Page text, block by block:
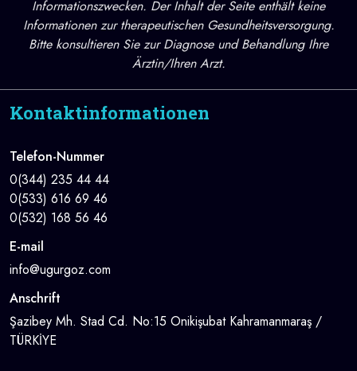
Informationszwecken. Der Inhalt der Seite enthält keine
Informationen zur therapeutischen Gesundheitsversorgung.
Bitte konsultieren Sie zur Diagnose und Behandlung Ihre
Ärztin/Ihren Arzt.
Kontaktinformationen
Telefon-Nummer
0(344) 235 44 44
0(533) 616 69 46
0(532) 168 56 46
E-mail
info@ugurgoz.com
Anschrift
Şazibey Mh. Stad Cd. No:15 Onikişubat Kahramanmaraş /
TÜRKİYE